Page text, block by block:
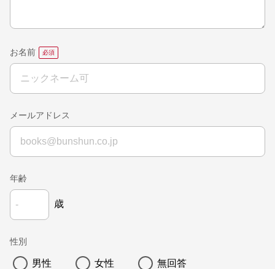
お名前
メールアドレス
年齢
歳
性別
男性 女性 無回答